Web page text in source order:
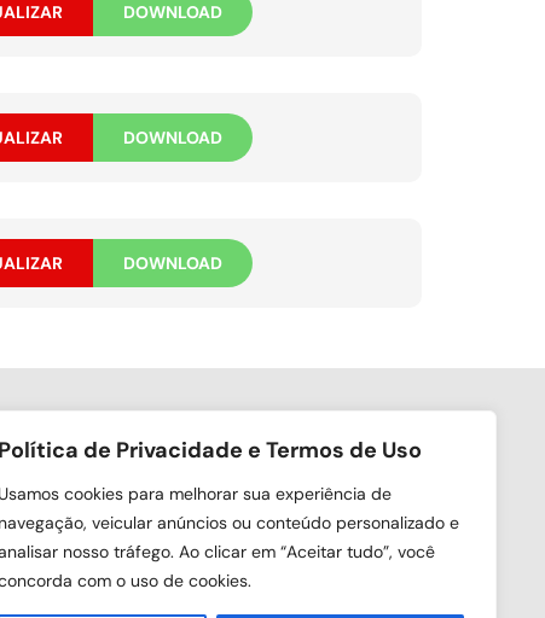
Política de Privacidade e Termos de Uso
Usamos cookies para melhorar sua experiência de
navegação, veicular anúncios ou conteúdo personalizado e
nosso tráfego. Ao clicar em “Aceitar tudo”, você
com o uso de cookies.
DOWNLOAD
DOWNLOAD
DOWNLOAD
nas redes sociais